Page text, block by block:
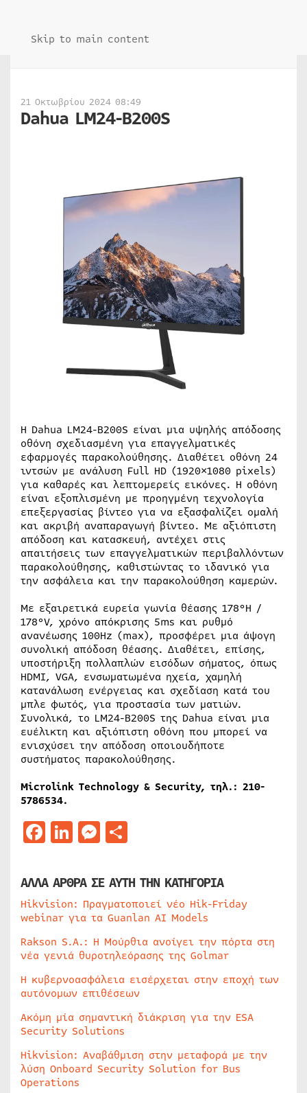
Skip to main content
21 Οκτωβρίου 2024 08:49
Dahua LM24-B200S
Η Dahua LM24-B200S είναι μια υψηλής απόδοσης
οθόνη σχεδιασμένη για επαγγελματικές
εφαρμογές παρακολούθησης. Διαθέτει οθόνη 24
ιντσών με ανάλυση Full HD (1920×1080 pixels)
για καθαρές και λεπτομερείς εικόνες. Η οθόνη
είναι εξοπλισμένη με προηγμένη τεχνολογία
επεξεργασίας βίντεο για να εξασφαλίζει ομαλή
και ακριβή αναπαραγωγή βίντεο. Με αξιόπιστη
απόδοση και κατασκευή, αντέχει στις
απαιτήσεις των επαγγελματικών περιβαλλόντων
παρακολούθησης, καθιστώντας το ιδανικό για
την ασφάλεια και την παρακολούθηση καμερών.
Με εξαιρετικά ευρεία γωνία θέασης 178°H /
178°V, χρόνο απόκρισης 5ms και ρυθμό
ανανέωσης 100Hz (max), προσφέρει μια άψογη
συνολική απόδοση θέασης. Διαθέτει, επίσης,
υποστήριξη πολλαπλών εισόδων σήματος, όπως
HDMI, VGA, ενσωματωμένα ηχεία, χαμηλή
κατανάλωση ενέργειας και σχεδίαση κατά του
μπλε φωτός, για προστασία των ματιών.
Συνολικά, το LM24-B200S της Dahua είναι μια
ευέλικτη και αξιόπιστη οθόνη που μπορεί να
ενισχύσει την απόδοση οποιουδήποτε
συστήματος παρακολούθησης.
Microlink Technology & Security, τηλ.: 210-
5786534.
Facebook
LinkedIn
Messenger
ΑΛΛΑ ΑΡΘΡΑ ΣΕ ΑΥΤΗ ΤΗΝ ΚΑΤΗΓΟΡΙΑ
Hikvision: Πραγματοποιεί νέο Hik-Friday
webinar για τα Guanlan AI Models
Rakson S.A.: Η Μούρθια ανοίγει την πόρτα στη
νέα γενιά θυροτηλεόρασης της Golmar
Η κυβερνοασφάλεια εισέρχεται στην εποχή των
αυτόνομων επιθέσεων
Ακόμη μία σημαντική διάκριση για την ESA
Security Solutions
Hikvision: Αναβάθμιση στην μεταφορά με την
λύση Onboard Security Solution for Bus
Operations